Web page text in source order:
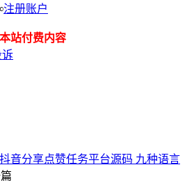
注册账户
站付费内容
诉
音分享点赞任务平台源码 九种语言